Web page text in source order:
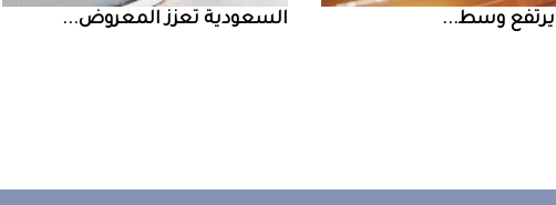
السعودية‭ ‬تعزز‭ ‬المعروض‭ ...